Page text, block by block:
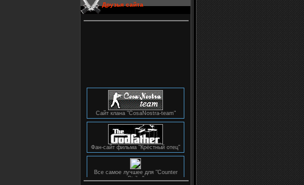
Друзья сайта
Сайт клана "CosaNostra-team"
Фан-сайт фильма "Крёстный отец"
Все самое лучшее для "Counter
Strike"